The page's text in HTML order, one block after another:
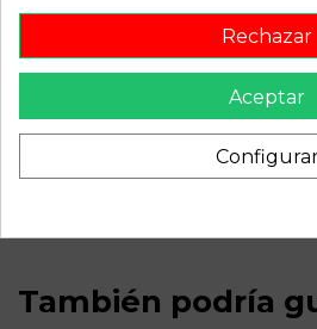
Recambio de mando calefaccion
renault megane scenic alize 1.6e
662366X 101589
También podría
Rechazar
Aceptar